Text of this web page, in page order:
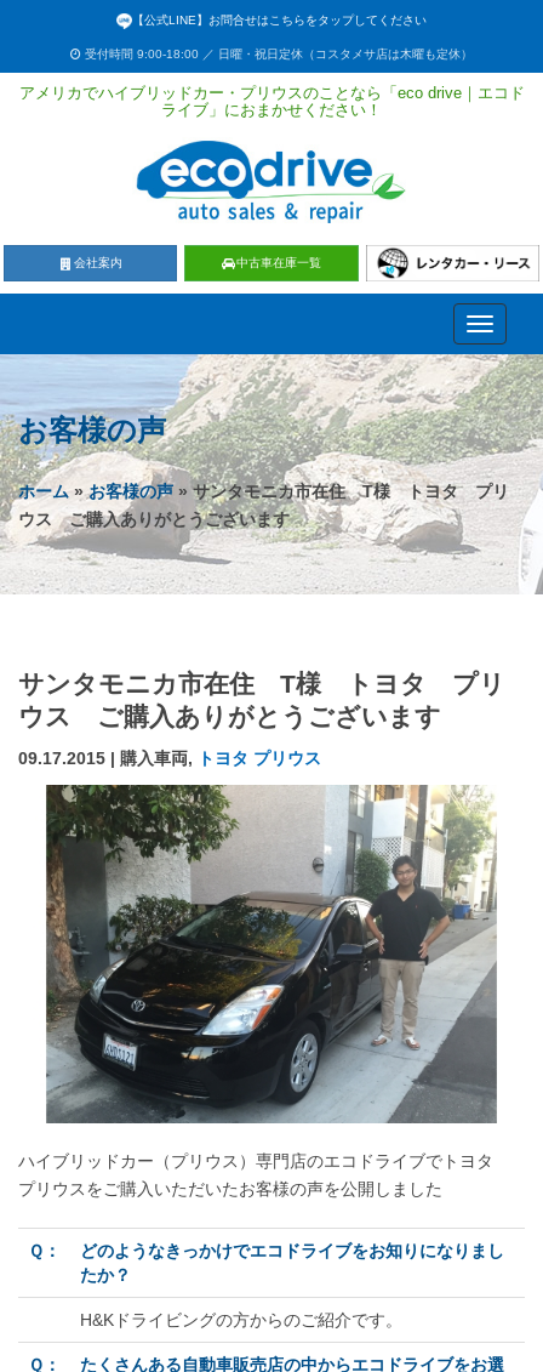
【公式LINE】お問合せはこちらをタップしてください
受付時間 9:00-18:00 ／ 日曜・祝日定休（コスタメサ店は木曜も定休）
アメリカでハイブリッドカー・プリウスのことなら「eco drive｜エコド
ライブ」におまかせください！
会社案内 中古車在庫一覧
Toggle
お客様の声
ホーム»お客様の声 » サンタモニカ市在住 T様 トヨタ プリ
ウス ご購入ありがとうございます
サンタモニカ市在住 T様 トヨタ プリ
ウス ご購入ありがとうございます
09.17.2015 | 購入車両, トヨタ プリウス
ハイブリッドカー（プリウス）専門店のエコドライブでトヨタ
プリウスをご購入いただいたお客様の声を公開しました
Ｑ：
どのようなきっかけでエコドライブをお知りになりまし
たか？
H&Kドライビングの方からのご紹介です。
Ｑ：
たくさんある自動車販売店の中からエコドライブをお選